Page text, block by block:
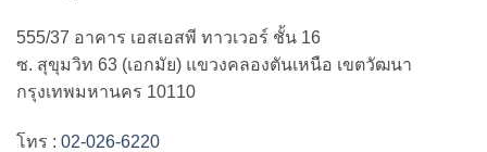
555/37 อาคาร เอสเอสพี ทาวเวอร์ ชั้น 16
ซ. สุขุมวิท 63 (เอกมัย) แขวงคลองตันเหนือ เขตวัฒนา
กรุงเทพมหานคร 10110
โทร : 02-026-6220